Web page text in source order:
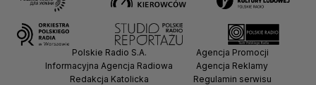
Polskie Radio S.A.
Informacyjna Agencja Radiowa
Redakcja Katolicka
Agencja Promocji
Agencja Reklamy
Regulamin serwisu